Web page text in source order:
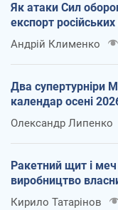
Як атаки Сил
експорт
Андрій Клименко
Два супертурніри
календар осені
Олександр Липенко
Ракетний щит і
виробництво
Кирило Татарінов